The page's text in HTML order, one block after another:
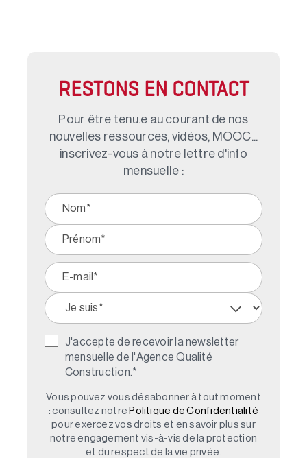
RESTONS EN CONTACT
Pour être tenu.e au courant de nos
nouvelles ressources, vidéos, MOOC...
inscrivez-vous à notre lettre d'info
mensuelle :
J'accepte de recevoir la newsletter
mensuelle de l'Agence Qualité
Construction. *
Vous pouvez vous désabonner à tout moment
: consultez notre Politique de Confidentialité
pour exercez vos droits et en savoir plus sur
notre engagement vis-à-vis de la protection
et du respect de la vie privée.